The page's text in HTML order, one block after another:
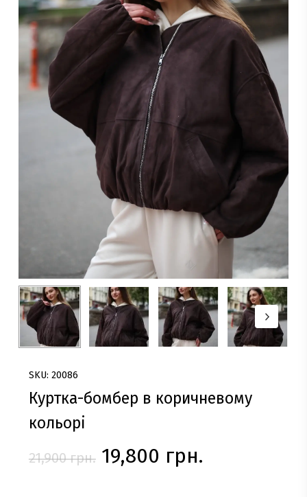
SKU: 20086
Куртка-бомбер в коричневому
кольорі
21,900грн. Оригінальна
19,800 грн.